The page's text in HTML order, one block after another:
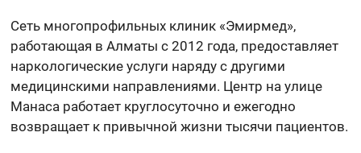
Сеть многопрофильных клиник «Эмирмед»,
работающая в Алматы с 2012 года, предоставляет
наркологические услуги наряду с другими
медицинскими направлениями. Центр на улице
Манаса работает круглосуточно и ежегодно
возвращает к привычной жизни тысячи пациентов.